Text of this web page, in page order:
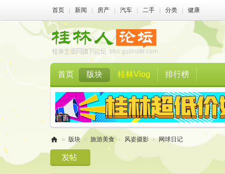
首页 新闻 房产 汽车 二手 分类 健康
首页 版块 桂林Vlog 排行榜
林
» 版块 › 旅游美食 › 风姿摄影 › 网球日记